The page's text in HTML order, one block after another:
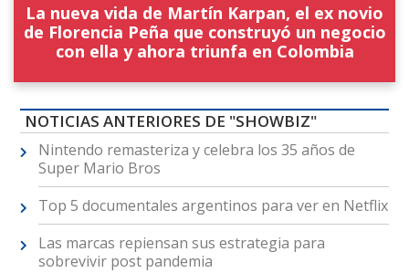
La nueva vida de Martín Karpan, el ex novio
de Florencia Peña que construyó un negocio
con ella y ahora triunfa en Colombia
NOTICIAS ANTERIORES DE "SHOWBIZ"
Nintendo remasteriza y celebra los 35 años de
Super Mario Bros
Top 5 documentales argentinos para ver en Netflix
Las marcas repiensan sus estrategia para
sobrevivir post pandemia